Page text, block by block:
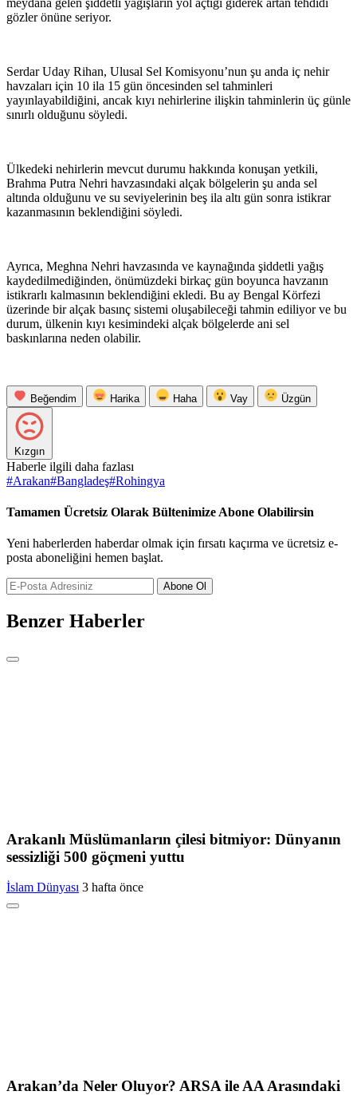
gözler önüne seriyor.
Serdar Uday Rihan, Ulusal Sel Komisyonu’nun şu anda iç nehir
havzaları için 10 ila 15 gün öncesinden sel tahminleri
yayınlayabildiğini, ancak kıyı nehirlerine ilişkin tahminlerin üç günle
sınırlı olduğunu söyledi.
Ülkedeki nehirlerin mevcut durumu hakkında konuşan yetkili,
Brahma Putra Nehri havzasındaki alçak bölgelerin şu anda sel
altında olduğunu ve su seviyelerinin beş ila altı gün sonra istikrar
kazanmasının beklendiğini söyledi.
Ayrıca, Meghna Nehri havzasında ve kaynağında şiddetli yağış
kaydedilmediğinden, önümüzdeki birkaç gün boyunca havzanın
istikrarlı kalmasının beklendiğini ekledi. Bu ay Bengal Körfezi
üzerinde bir alçak basınç sistemi oluşabileceği tahmin ediliyor ve bu
durum, ülkenin kıyı kesimindeki alçak bölgelerde ani sel
baskınlarına neden olabilir.
Beğendim Harika Haha Vay Üzgün
Kızgın
Haberle ilgili daha fazlası
#Arakan#Bangladeş#Rohingya
Tamamen Ücretsiz Olarak Bültenimize Abone Olabilirsin
Yeni haberlerden haberdar olmak için fırsatı kaçırma ve ücretsiz e-
posta aboneliğini hemen başlat.
Abone Ol
Benzer Haberler
Arakanlı Müslümanların çilesi bitmiyor: Dünyanın
sessizliği 500 göçmeni yuttu
İslam Dünyası 3 hafta önce
Arakan’da Neler Oluyor? ARSA ile AA Arasındaki